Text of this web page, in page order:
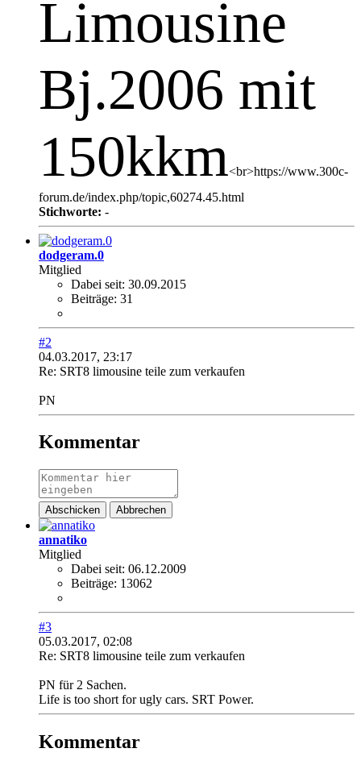
Limousine
Bj.2006 mit
150kkm<br>https://www.300c-
forum.de/index.php/topic,60274.45.html
Stichworte: -
dodgeram.0
Mitglied
Dabei seit: 30.09.2015
Beiträge: 31
#2
04.03.2017, 23:17
Re: SRT8 limousine teile zum verkaufen
PN
Kommentar
Abschicken Abbrechen
annatiko
Mitglied
Dabei seit: 06.12.2009
Beiträge: 13062
#3
05.03.2017, 02:08
Re: SRT8 limousine teile zum verkaufen
PN für 2 Sachen.
Life is too short for ugly cars. SRT Power.
Kommentar